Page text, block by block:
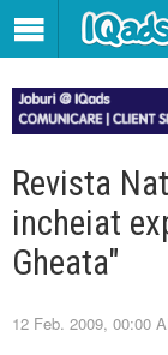
Revista
incheiat
Gheata"
12 Feb. 2009, 00:00